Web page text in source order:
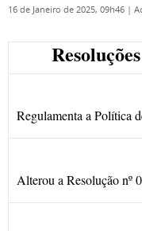
16 de Janeiro de 2025, 09h46 |
Regulamenta a Política
Alterou a Resolução nº